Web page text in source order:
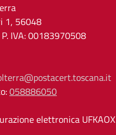
1, 56048
IVA: 00183970508
058886050
elettronica UFKAOX